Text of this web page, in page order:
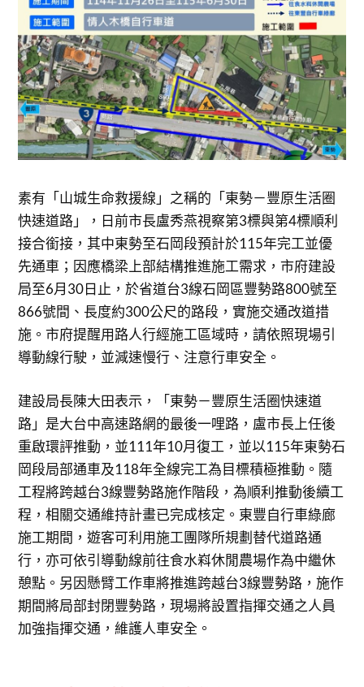
素有「山城生命救援線」之稱的「東勢－豐原生活圈
快速道路」，日前市長盧秀燕視察第3標與第4標順利
接合銜接，其中東勢至石岡段預計於115年完工並優
先通車；因應橋梁上部結構推進施工需求，市府建設
局至6月30日止，於省道台3線石岡區豐勢路800號至
866號間、長度約300公尺的路段，實施交通改道措
施。市府提醒用路人行經施工區域時，請依照現場引
導動線行駛，並減速慢行、注意行車安全。
建設局長陳大田表示，「東勢－豐原生活圈快速道
路」是大台中高速路網的最後一哩路，盧市長上任後
重啟環評推動，並111年10月復工，並以115年東勢石
岡段局部通車及118年全線完工為目標積極推動。隨
工程將跨越台3線豐勢路施作階段，為順利推動後續工
程，相關交通維持計畫已完成核定。東豐自行車綠廊
施工期間，遊客可利用施工團隊所規劃替代道路通
行，亦可依引導動線前往食水嵙休閒農場作為中繼休
憩點。另因懸臂工作車將推進跨越台3線豐勢路，施作
期間將局部封閉豐勢路，現場將設置指揮交通之人員
加強指揮交通，維護人車安全。